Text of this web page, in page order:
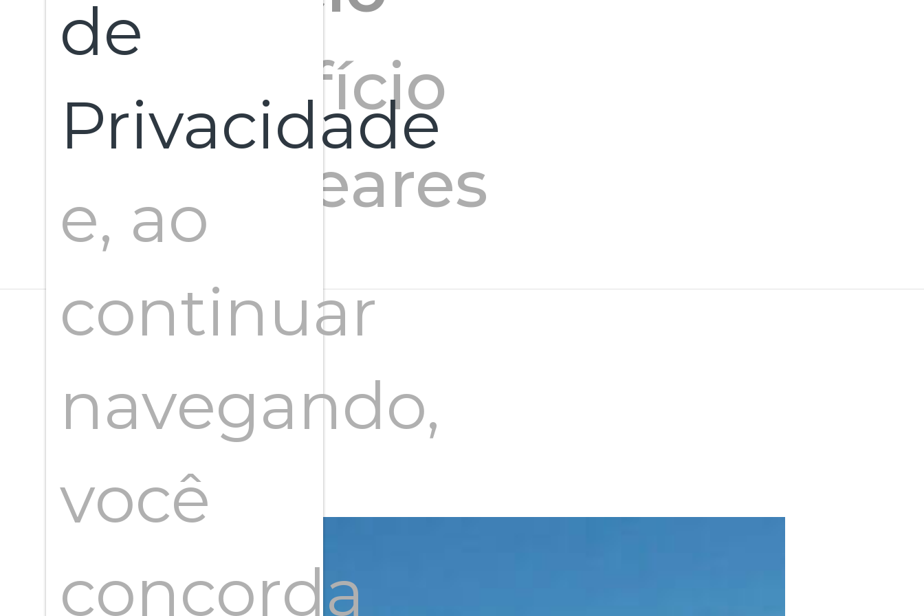
de
Privacidade
e, ao
continuar
navegando,
você
concorda
Edifício
Baleares